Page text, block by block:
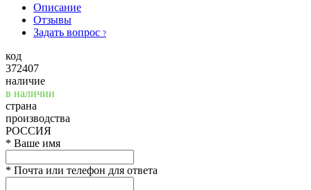
Описание
Отзывы
Задать вопрос ?
код
372407
наличие
в наличии
страна
производства
РОССИЯ
* Ваше имя
* Почта или телефон для ответа